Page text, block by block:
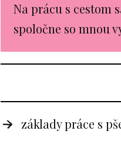
Na prácu s cestom
spoločne so mnou
základy práce s